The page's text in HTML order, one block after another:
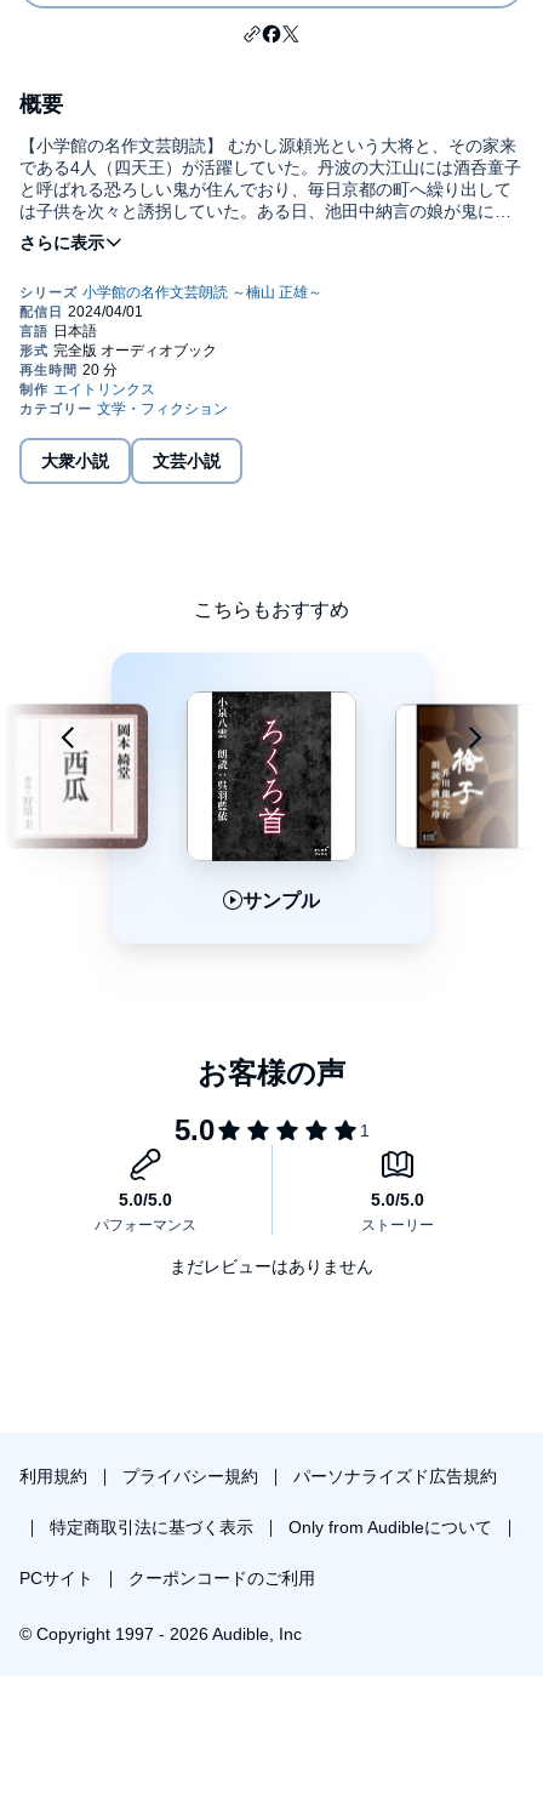
概要
【小学館の名作文芸朗読】 むかし源頼光という大将と、その家来
である4人（四天王）が活躍していた。丹波の大江山には酒呑童子
と呼ばれる恐ろしい鬼が住んでおり、毎日京都の町へ繰り出して
は子供を次々と誘拐していた。ある日、池田中納言の娘が鬼にさ
らわれてしまい、中納言は天子（天皇）に鬼退治を願い出る。天
皇は頼光に鬼の退治を命じ、頼光は四天王と親友である平井保昌
じいさん(神の化身)に出会い、鬼を酔わせる酒をもらう。そして鬼
の潜伏先を突き止め、いざ鬼退治へ向かうのだった。Public
Domain (P)2024 エイトリンクス
大衆小説 文芸小説
こちらもおすすめ
サンプル
まだレビューはありません
利用規約 プライバシー規約 パーソナライズド広告規約
特定商取引法に基づく表示 Only from Audibleについて
PCサイト クーポンコードのご利用
© Copyright 1997 - 2026 Audible, Inc